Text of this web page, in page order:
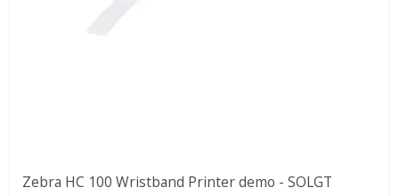
Zebra HC 100 Wristband Printer demo - SOLGT